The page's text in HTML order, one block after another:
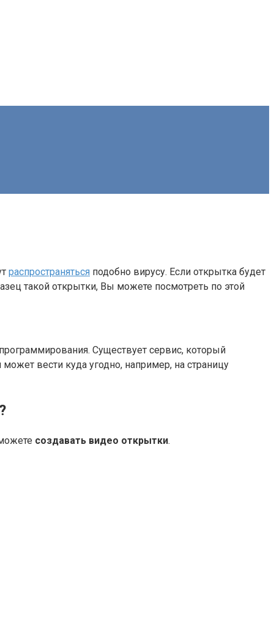
распространяться подобно вирусу. Если открытка будет
такой открытки, Вы можете посмотреть по этой
Существует сервис, который
вести куда угодно, например, на страницу
создавать видео открытки.